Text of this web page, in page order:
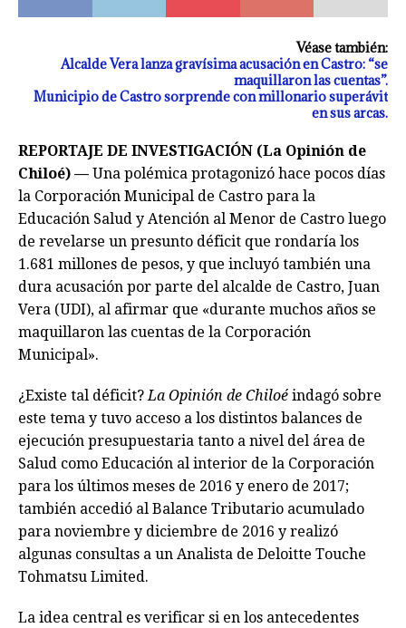
Véase también:
Alcalde Vera lanza gravísima acusación en Castro: “se
maquillaron las cuentas”.
Municipio de Castro sorprende con millonario superávit
en sus arcas.
REPORTAJE DE INVESTIGACIÓN (La Opinión de
Chiloé) — Una polémica protagonizó hace pocos días
la Corporación Municipal de Castro para la
Educación Salud y Atención al Menor de Castro luego
de revelarse un presunto déficit que rondaría los
1.681 millones de pesos, y que incluyó también una
dura acusación por parte del alcalde de Castro, Juan
Vera (UDI), al afirmar que «durante muchos años se
maquillaron las cuentas de la Corporación
Municipal».
¿Existe tal déficit?La Opinión de Chiloé indagó sobre
este tema y tuvo acceso a los distintos balances de
ejecución presupuestaria tanto a nivel del área de
Salud como Educación al interior de la Corporación
para los últimos meses de 2016 y enero de 2017;
también accedió al Balance Tributario acumulado
para noviembre y diciembre de 2016 y realizó
algunas consultas a un Analista de Deloitte Touche
Tohmatsu Limited.
La idea central es verificar si en los antecedentes